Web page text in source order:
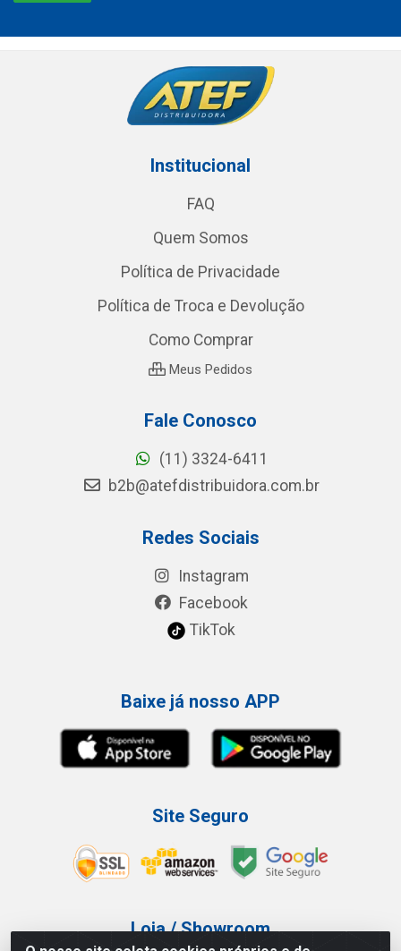
Institucional
FAQ
Quem Somos
Política de Privacidade
Política de Troca e Devolução
Como Comprar
Meus Pedidos
Fale Conosco
(11) 3324-6411
b2b@atefdistribuidora.com.br
Redes Sociais
Instagram
Facebook
TikTok
Baixe já nosso APP
Site Seguro
Loja / Showroom